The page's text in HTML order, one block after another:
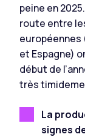
peine en
route entre
européennes
et Espagne)
début de
très
La
signes